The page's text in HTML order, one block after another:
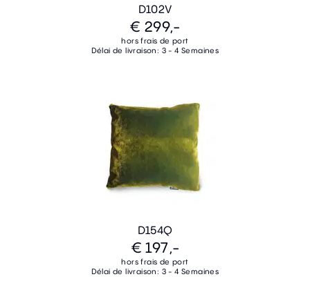
D102V
€ 299,-
hors frais de port
Délai de livraison: 3 - 4 Semaines
D154Q
€ 197,-
hors frais de port
Délai de livraison: 3 - 4 Semaines